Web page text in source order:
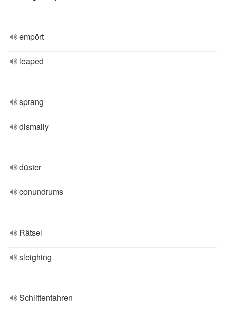
empört
leaped
sprang
dismally
düster
conundrums
Rätsel
sleighing
Schlittenfahren